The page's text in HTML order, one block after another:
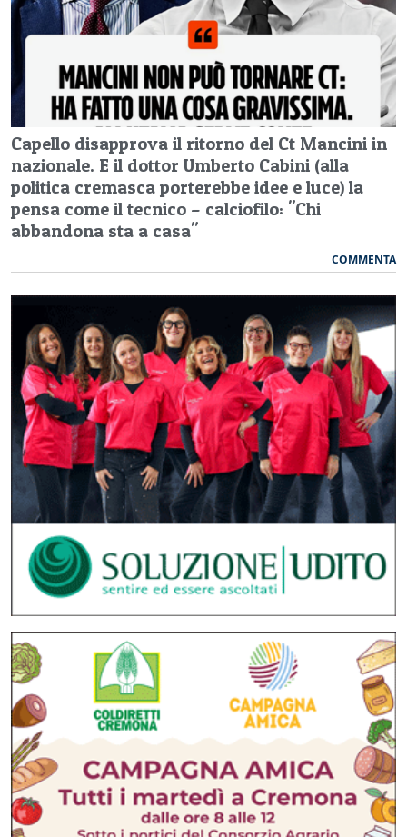
Capello disapprova il ritorno del Ct Mancini in
nazionale. E il dottor Umberto Cabini (alla
politica cremasca porterebbe idee e luce) la
pensa come il tecnico – calciofilo: "Chi
abbandona sta a casa"
COMMENTA